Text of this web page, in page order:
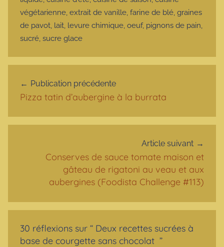
végétarienne, extrait de vanille, farine de blé, graines
de pavot, lait, levure chimique, oeuf, pignons de pain,
sucré, sucre glace
Publication précédente
Pizza tatin d’aubergine à la burrata
Article suivant
Conserves de sauce tomate maison et
gâteau de rigatoni au veau et aux
aubergines (Foodista Challenge #113)
30 réflexions sur “ Deux recettes sucrées à
base de courgette sans chocolat ”